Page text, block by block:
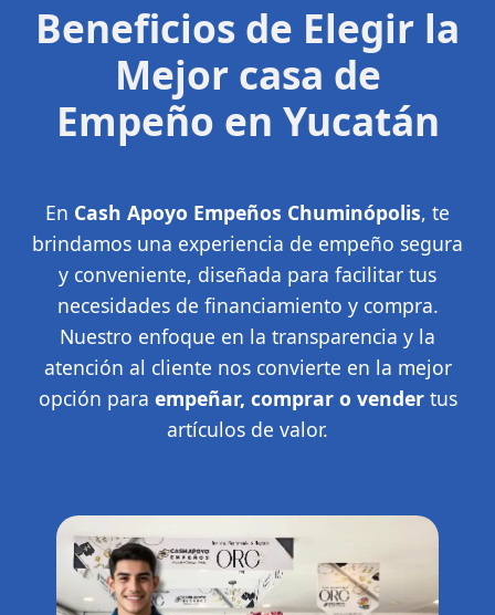
Beneficios de Elegir la
Mejor casa de
Empeño en Yucatán
En Cash Apoyo Empeños Chuminópolis, te
brindamos una experiencia de empeño segura
y conveniente, diseñada para facilitar tus
necesidades de financiamiento y compra.
Nuestro enfoque en la transparencia y la
atención al cliente nos convierte en la mejor
opción para empeñar, comprar o vendertus
artículos de valor.